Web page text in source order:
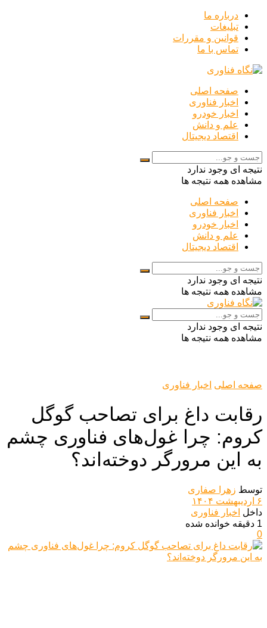
درباره ما
تبلیغات
قوانین و مقررات
تماس با ما
صفحه اصلی
اخبار فناوری
اخبار خودرو
علم و دانش
اقتصاد دیجیتال
نتیجه ای وجود ندارد
مشاهده همه نتیجه ها
صفحه اصلی
اخبار فناوری
اخبار خودرو
علم و دانش
اقتصاد دیجیتال
نتیجه ای وجود ندارد
مشاهده همه نتیجه ها
نتیجه ای وجود ندارد
مشاهده همه نتیجه ها
صفحه اصلی اخبار فناوری
رقابت داغ برای تصاحب گوگل
کروم: چرا غول‌های فناوری چشم
به این مرورگر دوخته‌اند؟
توسط زهرا صفاری
۶ اردیبهشت ۱۴۰۴
داخل اخبار فناوری
1 دقیقه خوانده شده
0